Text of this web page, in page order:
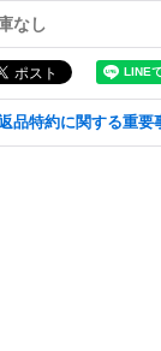
なし
品特約に関する重要